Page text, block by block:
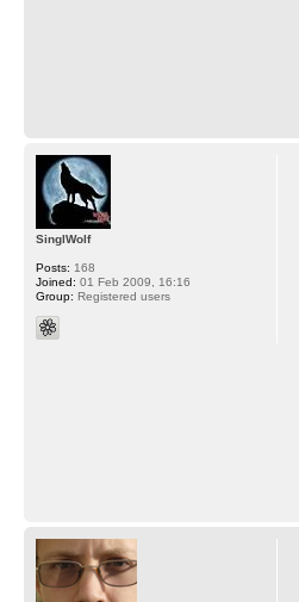
SinglWolf
Posts: 168
Joined: 01 Feb 2009, 16:16
Group: Registered users